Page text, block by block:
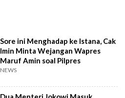
Sore ini Menghadap ke Istana, Cak
Imin Minta Wejangan Wapres
Maruf Amin soal Pilpres
NEWS